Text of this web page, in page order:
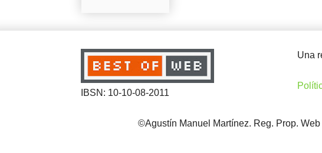
IBSN: 10-10-08-2011
Una
©Agustín Manuel Martínez. Reg. Prop.